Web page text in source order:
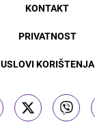
KONTAKT
PRIVATNOST
USLOVI KORIŠTENJA